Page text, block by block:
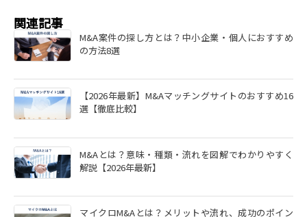
関連記事
M&A案件の探し方とは？中小企業・個人におすすめ
の方法8選
【2026年最新】M&Aマッチングサイトのおすすめ16
選【徹底比較】
M&Aとは？意味・種類・流れを図解でわかりやすく
解説【2026年最新】
マイクロM&Aとは？メリットや流れ、成功のポイン